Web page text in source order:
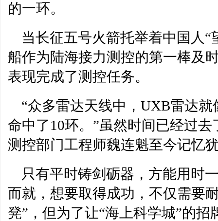
的一环。
当长征五号火箭托举着中国人
船作为陆海接力测控的第一棒及
表现完成了测控任务。
“众多雷达天线中，UXB雷达
命中了10环。”虽然时间已经过
测控部门工程师魏连魁至今记忆
只有平时铸剑砺器，方能用时
而就，想要取得成功，不仅需要
凳”，但为了让“海上科学城”的